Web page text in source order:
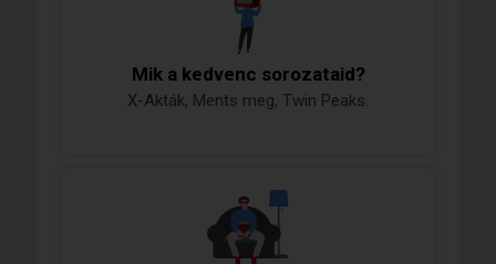
Mik a kedvenc sorozataid?
X-Akták, Ments meg, Twin Peaks.